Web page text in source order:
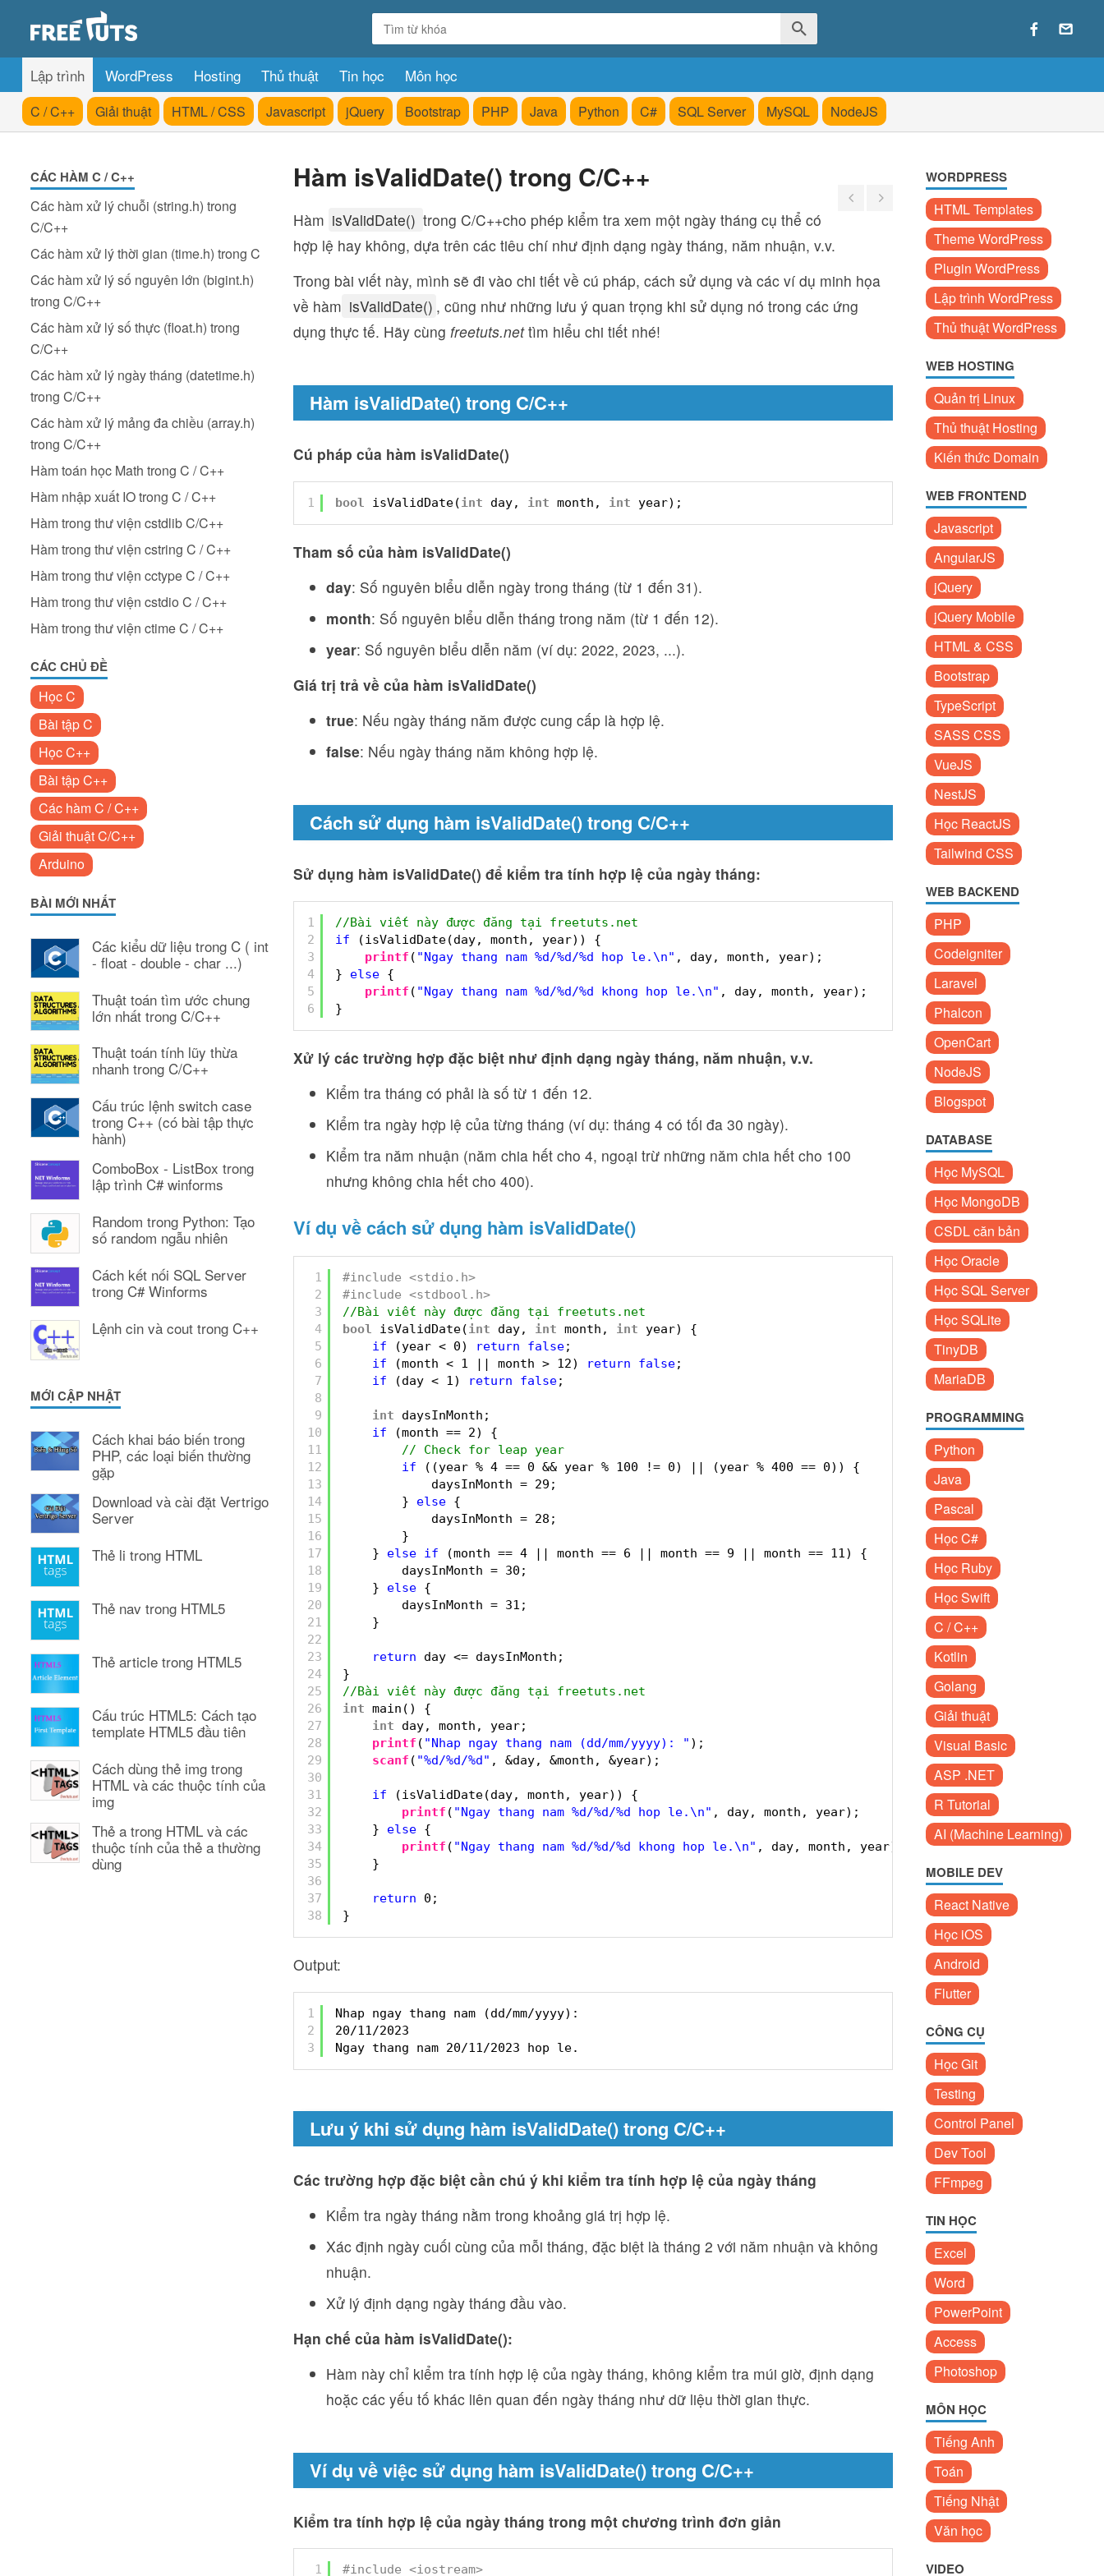
Lập trình WordPress Hosting Thủ thuật Tin học Môn học
C / C++ Giải thuật HTML / CSS Javascript jQuery Bootstrap PHP Java Python C# SQL Server MySQL NodeJS
CÁC HÀM C / C++
Các hàm xử lý chuỗi (string.h) trong
C/C++
Các hàm xử lý thời gian (time.h) trong C
Các hàm xử lý số nguyên lớn (bigint.h)
trong C/C++
Các hàm xử lý số thực (float.h) trong
C/C++
Các hàm xử lý ngày tháng (datetime.h)
trong C/C++
Các hàm xử lý mảng đa chiều (array.h)
trong C/C++
Hàm toán học Math trong C / C++
Hàm nhập xuất IO trong C / C++
Hàm trong thư viện cstdlib C/C++
Hàm trong thư viện cstring C / C++
Hàm trong thư viện cctype C / C++
Hàm trong thư viện cstdio C / C++
Hàm trong thư viện ctime C / C++
CÁC CHỦ ĐỀ
Học C
Bài tập C
Học C++
Bài tập C++
Các hàm C / C++
Giải thuật C/C++
Arduino
BÀI MỚI NHẤT
Các kiểu dữ liệu trong C ( int
- float - double - char ...)
Thuật toán tìm ước chung
lớn nhất trong C/C++
Thuật toán tính lũy thừa
nhanh trong C/C++
Cấu trúc lệnh switch case
trong C++ (có bài tập thực
hành)
ComboBox - ListBox trong
lập trình C# winforms
Random trong Python: Tạo
số random ngẫu nhiên
Cách kết nối SQL Server
trong C# Winforms
Lệnh cin và cout trong C++
MỚI CẬP NHẬT
Cách khai báo biến trong
PHP, các loại biến thường
gặp
Download và cài đặt Vertrigo
Server
Thẻ li trong HTML
Thẻ nav trong HTML5
Thẻ article trong HTML5
Cấu trúc HTML5: Cách tạo
template HTML5 đầu tiên
Cách dùng thẻ img trong
HTML và các thuộc tính của
img
Thẻ a trong HTML và các
thuộc tính của thẻ a thường
dùng
Hàm isValidDate() trong C/C++
Hàm isValidDate() trong C/C++cho phép kiểm tra xem một ngày tháng cụ thể có
hợp lệ hay không, dựa trên các tiêu chí như định dạng ngày tháng, năm nhuận, v.v.
Trong bài viết này, mình sẽ đi vào chi tiết về cú pháp, cách sử dụng và các ví dụ minh họa
về hàm isValidDate() , cũng như những lưu ý quan trọng khi sử dụng nó trong các ứng
dụng thực tế. Hãy cùng freetuts.nettìm hiểu chi tiết nhé!
Hàm isValidDate() trong C/C++
Cú pháp của hàm isValidDate()
1 bool isValidDate(int day, int month, int year);
Tham số của hàm isValidDate()
day: Số nguyên biểu diễn ngày trong tháng (từ 1 đến 31).
month: Số nguyên biểu diễn tháng trong năm (từ 1 đến 12).
year: Số nguyên biểu diễn năm (ví dụ: 2022, 2023, ...).
Giá trị trả về của hàm isValidDate()
true: Nếu ngày tháng năm được cung cấp là hợp lệ.
false: Nếu ngày tháng năm không hợp lệ.
Cách sử dụng hàm isValidDate() trong C/C++
Sử dụng hàm isValidDate() để kiểm tra tính hợp lệ của ngày tháng:
1
2
3
4
5
6
//Bài viết này được đăng tại freetuts.net
if
(isValidDate(day, month, year)) {
printf ( "Ngay thang nam %d/%d/%d hop le.\n" , day, month, year);
} else {
printf ( "Ngay thang nam %d/%d/%d khong hop le.\n" , day, month, year);
}
Xử lý các trường hợp đặc biệt như định dạng ngày tháng, năm nhuận, v.v.
Kiểm tra tháng có phải là số từ 1 đến 12.
Kiểm tra ngày hợp lệ của từng tháng (ví dụ: tháng 4 có tối đa 30 ngày).
Kiểm tra năm nhuận (năm chia hết cho 4, ngoại trừ những năm chia hết cho 100
nhưng không chia hết cho 400).
Ví dụ về cách sử dụng hàm isValidDate()
1
2
3
4
5
6
7
8
9
10
11
12
13
14
15
16
17
18
19
20
21
22
23
24
25
26
27
28
29
30
31
32
33
34
35
36
37
38
#include <stdio.h>
#include <stdbool.h>
//Bài viết này được đăng tại freetuts.net
bool
isValidDate(int day, int month, int
year) {
if
(year < 0) return false;
if
(month < 1 || month > 12) return false;
if
(day < 1) return false;
int
daysInMonth;
if
(month == 2) {
// Check for leap year
if
((year % 4 == 0 && year % 100 != 0) || (year % 400 == 0)) {
daysInMonth = 29;
} else {
daysInMonth = 28;
}
} else if
(month == 4 || month == 6 || month == 9 || month == 11) {
daysInMonth = 30;
} else {
daysInMonth = 31;
}
return
day <= daysInMonth;
}
//Bài viết này được đăng tại freetuts.net
int main() {
int
day, month, year;
printf ( "Nhap ngay thang nam (dd/mm/yyyy): " );
scanf ( "%d/%d/%d" , &day, &month, &year);
if
(isValidDate(day, month, year)) {
printf ( "Ngay thang nam %d/%d/%d hop le.\n" , day, month, year);
} else {
printf ( "Ngay thang nam %d/%d/%d khong hop le.\n" , day, month, year);
}
return
0;
}
Output:
1
2
3
Nhap ngay thang nam (dd/mm/yyyy):
20/11/2023
Ngay thang nam 20/11/2023 hop le.
Lưu ý khi sử dụng hàm isValidDate() trong C/C++
Các trường hợp đặc biệt cần chú ý khi kiểm tra tính hợp lệ của ngày tháng
Kiểm tra ngày tháng nằm trong khoảng giá trị hợp lệ.
Xác định ngày cuối cùng của mỗi tháng, đặc biệt là tháng 2 với năm nhuận và không
nhuận.
Xử lý định dạng ngày tháng đầu vào.
Hạn chế của hàm isValidDate():
Hàm này chỉ kiểm tra tính hợp lệ của ngày tháng, không kiểm tra múi giờ, định dạng
hoặc các yếu tố khác liên quan đến ngày tháng như dữ liệu thời gian thực.
Ví dụ về việc sử dụng hàm isValidDate() trong C/C++
Kiểm tra tính hợp lệ của ngày tháng trong một chương trình đơn giản
1
#include <iostream>
WORDPRESS
HTML Templates
Theme WordPress
Plugin WordPress
Lập trình WordPress
Thủ thuật WordPress
WEB HOSTING
Quản trị Linux
Thủ thuật Hosting
Kiến thức Domain
WEB FRONTEND
Javascript
AngularJS
jQuery
jQuery Mobile
HTML & CSS
Bootstrap
TypeScript
SASS CSS
VueJS
NestJS
Học ReactJS
Tailwind CSS
WEB BACKEND
PHP
Codeigniter
Laravel
Phalcon
OpenCart
NodeJS
Blogspot
DATABASE
Học MySQL
Học MongoDB
CSDL căn bản
Học Oracle
Học SQL Server
Học SQLite
TinyDB
MariaDB
PROGRAMMING
Python
Java
Pascal
Học C#
Học Ruby
Học Swift
C / C++
Kotlin
Golang
Giải thuật
Visual Basic
ASP .NET
R Tutorial
AI (Machine Learning)
MOBILE DEV
React Native
Học iOS
Android
Flutter
CÔNG CỤ
Học Git
Testing
Control Panel
Dev Tool
FFmpeg
TIN HỌC
Excel
Word
PowerPoint
Access
Photoshop
MÔN HỌC
Tiếng Anh
Toán
Tiếng Nhật
Văn học
VIDEO